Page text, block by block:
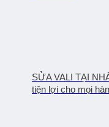
SỬA VALI TẠI
tiện lợi cho mọi